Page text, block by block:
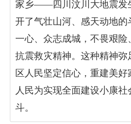
家乡——四川汶川大地震发
开了气壮山河、感天动地的
一心、众志成城，不畏艰险
抗震救灾精神。这种精神弥
区人民坚定信心，重建美好
人民为实现全面建设小康
斗。